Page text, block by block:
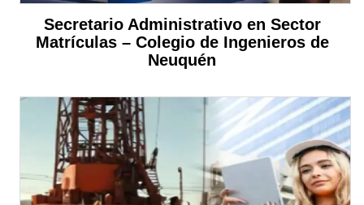
Secretario Administrativo en Sector
Matrículas – Colegio de Ingenieros de
Neuquén